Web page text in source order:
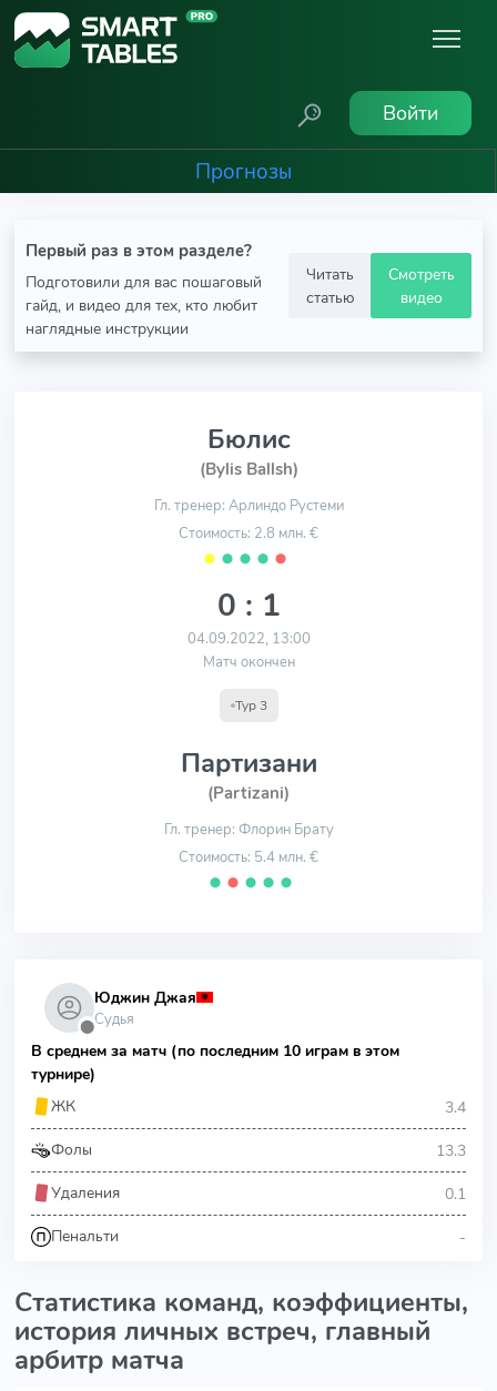
Войти
Прогнозы
Первый раз в этом разделе?
Подготовили для вас пошаговый
гайд, и видео для тех, кто любит
наглядные инструкции
Читать
статью
Смотреть
видео
Бюлис
(Bylis Ballsh)
Гл. тренер: Арлиндо Рустеми
Стоимость: 2.8 млн. €
⬤ ⬤ ⬤ ⬤ ⬤
0 : 1
04.09.2022, 13:00
Матч окончен
Тур 3
Партизани
(Partizani)
Гл. тренер: Флорин Брату
Стоимость: 5.4 млн. €
⬤ ⬤ ⬤ ⬤ ⬤
⬤
Юджин Джая
Судья
В среднем за матч (по последним 10 играм в этом
турнире)
ЖК
3.4
Фолы 13.3
Удаления 0.1
Пенальти -
Статистика команд, коэффициенты,
история личных встреч, главный
арбитр матча